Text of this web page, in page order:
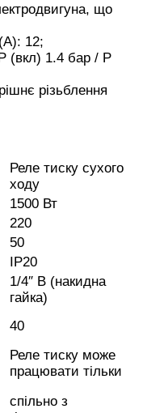
що
12;
(вкл) 1.4 бар / P
різьблення
Реле тиску сухого
ходу
1500 Вт
220
50
IP20
1/4″ В (накидна
гайка)
40
Реле тиску може
працювати тільки
спільно з